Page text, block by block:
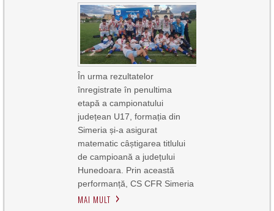
În urma rezultatelor
înregistrate în penultima
etapă a campionatului
județean U17, formația din
Simeria și-a asigurat
matematic câștigarea titlului
de campioană a județului
Hunedoara. Prin această
performanță, CS CFR Simeria
MAI MULT